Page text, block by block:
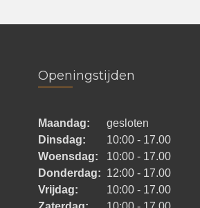
Openingstijden
Maandag:
gesloten
Dinsdag:
10:00 - 17.00
Woensdag:
10:00 - 17.00
Donderdag: 12:00 - 17.00
Vrijdag:
10:00 - 17.00